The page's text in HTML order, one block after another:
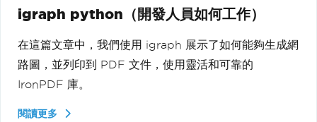
igraph python（開發人員如何工作）
在這篇文章中，我們使用 igraph 展示了如何能夠生成網
路圖，並列印到 PDF 文件，使用靈活和可靠的
IronPDF 庫。
閱讀更多